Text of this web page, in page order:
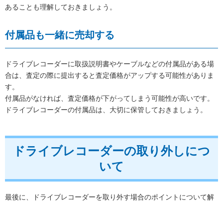
あることも理解しておきましょう。
付属品も一緒に売却する
ドライブレコーダーに取扱説明書やケーブルなどの付属品がある場
合は、査定の際に提出すると査定価格がアップする可能性がありま
す。
付属品がなければ、査定価格が下がってしまう可能性が高いです。
ドライブレコーダーの付属品は、大切に保管しておきましょう。
ドライブレコーダーの取り外しにつ
いて
最後に、ドライブレコーダーを取り外す場合のポイントについて解